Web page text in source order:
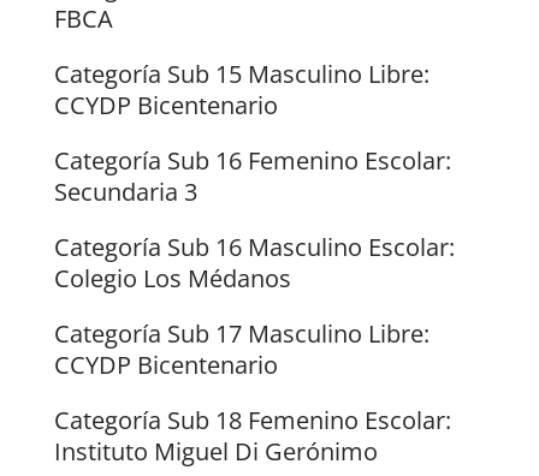
FBCA
Categoría Sub 15 Masculino Libre:
CCYDP Bicentenario
Categoría Sub 16 Femenino Escolar:
Secundaria 3
Categoría Sub 16 Masculino Escolar:
Colegio Los Médanos
Categoría Sub 17 Masculino Libre:
CCYDP Bicentenario
Categoría Sub 18 Femenino Escolar:
Instituto Miguel Di Gerónimo